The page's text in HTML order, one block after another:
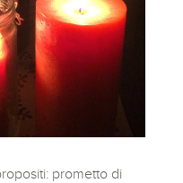
prometto di